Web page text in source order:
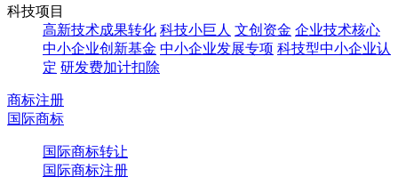
科技项目
高新技术成果转化 科技小巨人 文创资金 企业技术核心
中小企业创新基金 中小企业发展专项 科技型中小企业认
定 研发费加计扣除
商标注册
国际商标
国际商标转让
国际商标注册